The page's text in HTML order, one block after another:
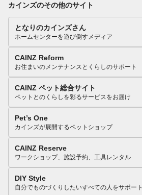
カインズのその他のサイト
となりのカインズさん
ホームセンターを遊び倒すメディア
CAINZ Reform
お住まいのメンテナンスとくらしのサポート
CAINZ ペット総合サイト
ペットとのくらしを彩るサービスをお届け
Pet’s One
カインズが展開するペットショップ
CAINZ Reserve
ワークショップ、施設予約、工具レンタル
DIY Style
自分でものづくりしたいすべての人をサポート